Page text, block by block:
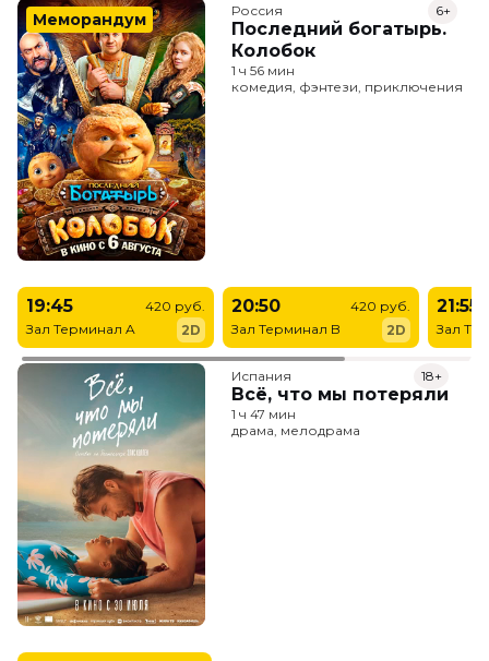
Меморандум Россия
Последний богатырь.
Колобок
6+
1 ч 56 мин
комедия, фэнтези, приключения
19:45
Зал Терминал A
420 руб.
2D
20:50
Зал Терминал B
420 руб.
2D
21:55
Зал
Испания
Всё, что мы потеряли
18+
1 ч 47 мин
драма, мелодрама